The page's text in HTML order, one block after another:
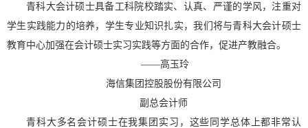
青科大会计硕士具备工科院校踏实、认真、严谨的学风，注重对
学生实践能力的培养，学生专业知识扎实，我们将与青科大会计硕士
教育中心加强在会计硕士实习实践等方面的合作，促进产教融合。
——高玉玲
海信集团控股股份有限公司
副总会计师
青科大多名会计硕士在我集团实习，这些同学总体上都非常认